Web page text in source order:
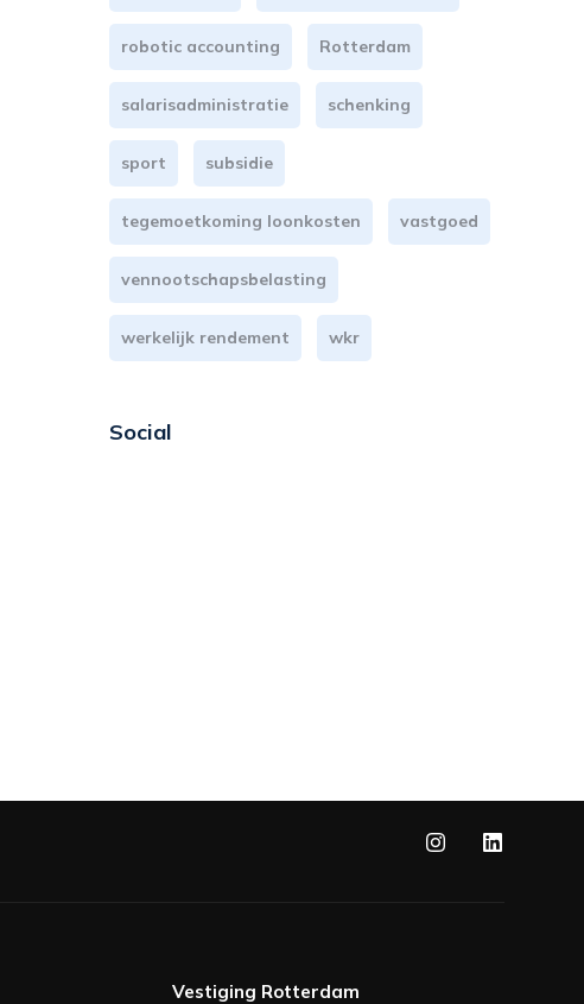
robotic accounting Rotterdam
salarisadministratie schenking
sport subsidie
tegemoetkoming loonkosten vastgoed
vennootschapsbelasting
werkelijk rendement wkr
Social
Vestiging Rotterdam